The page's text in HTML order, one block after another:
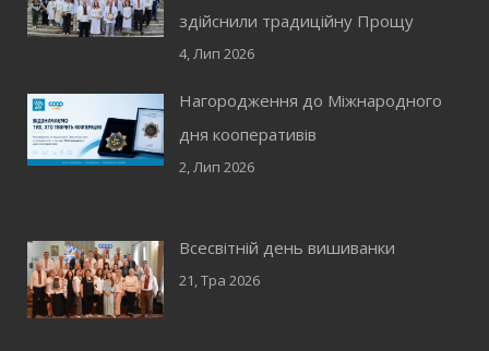
здійснили традиційну Прощу
4, Лип 2026
Нагородження до Міжнародного
дня кооперативів
2, Лип 2026
Всесвітній день вишиванки
21, Тра 2026